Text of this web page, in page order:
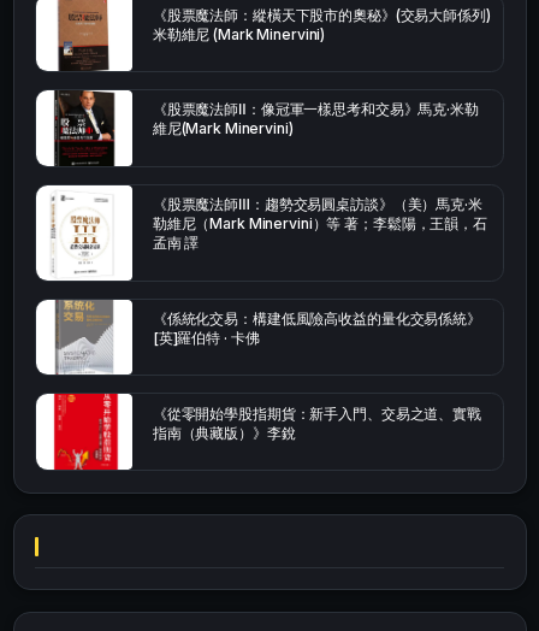
《股票魔法師：縱橫天下股市的奧秘》(交易大師係列)
米勒維尼 (Mark Minervini)
《股票魔法師Ⅱ：像冠軍一樣思考和交易》馬克·米勒
維尼(Mark Minervini)
《股票魔法師Ⅲ：趨勢交易圓桌訪談》（美）馬克·米
勒維尼（Mark Minervini）等 著；李鬆陽，王韻，石
孟南 譯
《係統化交易：構建低風險高收益的量化交易係統》
[英]羅伯特 · 卡佛
《從零開始學股指期貨：新手入門、交易之道、實戰
指南（典藏版）》李銳